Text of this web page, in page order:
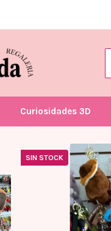
Curiosidades 3D
SIN STOCK